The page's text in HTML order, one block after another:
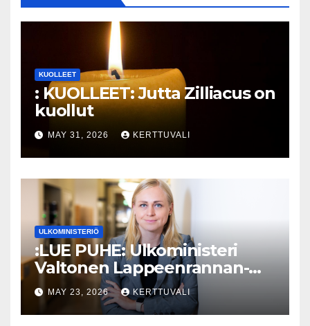
KUOLLEET
: KUOLLEET: Jutta Zilliacus on
kuollut
MAY 31, 2026 KERTTUVALI
ULKOMINISTERIÖ
:LUE PUHE: Ulkoministeri
Valtonen Lappeenrannan-
Lahden teknillisen yliopiston
kunniatohtoriksi
MAY 23, 2026 KERTTUVALI